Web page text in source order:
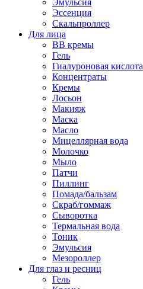
Эмульсия
Эссенция
Скальпроллер
Для лица
BB кремы
Гель
Гиалуроновая кислота
Концентраты
Кремы
Лосьон
Макияж
Маска
Масло
Мицеллярная вода
Молочко
Мыло
Патчи
Пиллинг
Помада/бальзам
Скраб/гоммаж
Сыворотка
Термальная вода
Тоник
Эмульсия
Мезороллер
Для глаз и ресниц
Гель